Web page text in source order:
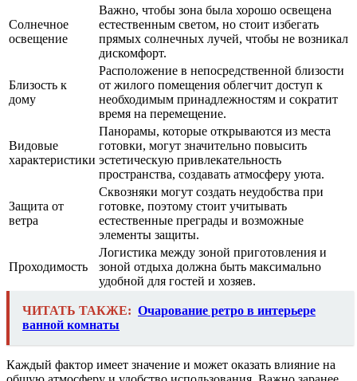
Солнечное
освещение
Важно, чтобы зона была хорошо освещена
естественным светом, но стоит избегать
прямых солнечных лучей, чтобы не возникал
дискомфорт.
Близость к
дому
Расположение в непосредственной близости
от жилого помещения облегчит доступ к
необходимым принадлежностям и сократит
время на перемещение.
Видовые
характеристики
Панорамы, которые открываются из места
готовки, могут значительно повысить
эстетическую привлекательность
пространства, создавать атмосферу уюта.
Защита от
ветра
Сквозняки могут создать неудобства при
готовке, поэтому стоит учитывать
естественные преграды и возможные
элементы защиты.
Проходимость
Логистика между зоной приготовления и
зоной отдыха должна быть максимально
удобной для гостей и хозяев.
ЧИТАТЬ ТАКЖЕ: Очарование ретро в интерьере
ванной комнаты
Каждый фактор имеет значение и может оказать влияние на